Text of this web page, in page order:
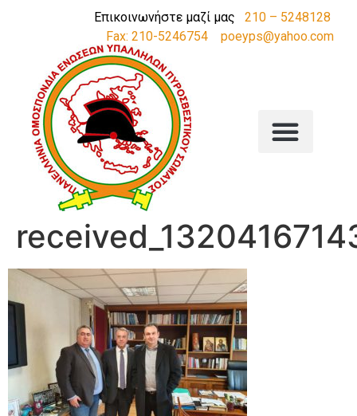
Επικοινωνήστε μαζί μας 210 – 5248128
Fax: 210-5246754
poeyps@yahoo.com